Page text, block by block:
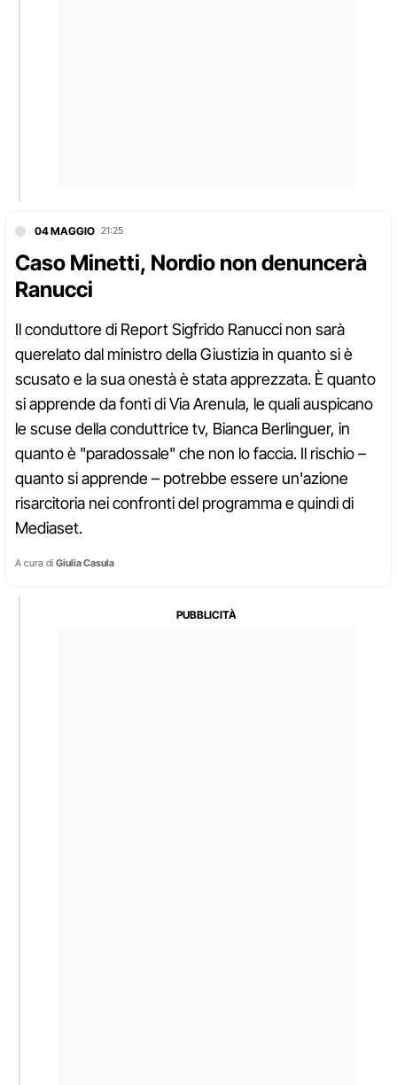
04 MAGGIO 21:25
Caso Minetti, Nordio non denuncerà
Ranucci
Il conduttore di Report Sigfrido Ranucci non sarà
querelato dal ministro della Giustizia in quanto si è
scusato e la sua onestà è stata apprezzata. È quanto
si apprende da fonti di Via Arenula, le quali auspicano
le scuse della conduttrice tv, Bianca Berlinguer, in
quanto è "paradossale" che non lo faccia. Il rischio –
quanto si apprende – potrebbe essere un'azione
risarcitoria nei confronti del programma e quindi di
Mediaset.
A cura di Giulia Casula